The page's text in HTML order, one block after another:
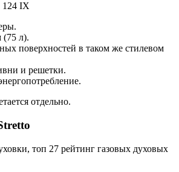
124 IX
(75 л).
поверхностей в таком же стилевом
и решетки.
отдельно.